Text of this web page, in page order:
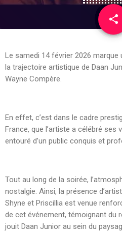
share
email
Le samedi 14 février 2026
la trajectoire artistique de Daan
Wayne Compère.
En effet, c’est dans le cadre
France, que l’artiste a célébré ses
entouré d’un public conquis et
Tout au long de la soirée,
nostalgie. Ainsi, la présence
Shyne et Priscillia est venue
de cet événement, témoignant du
jouit Daan Junior au sein du